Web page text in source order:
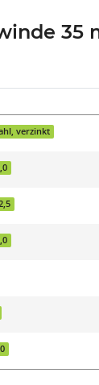
35
verzinkt